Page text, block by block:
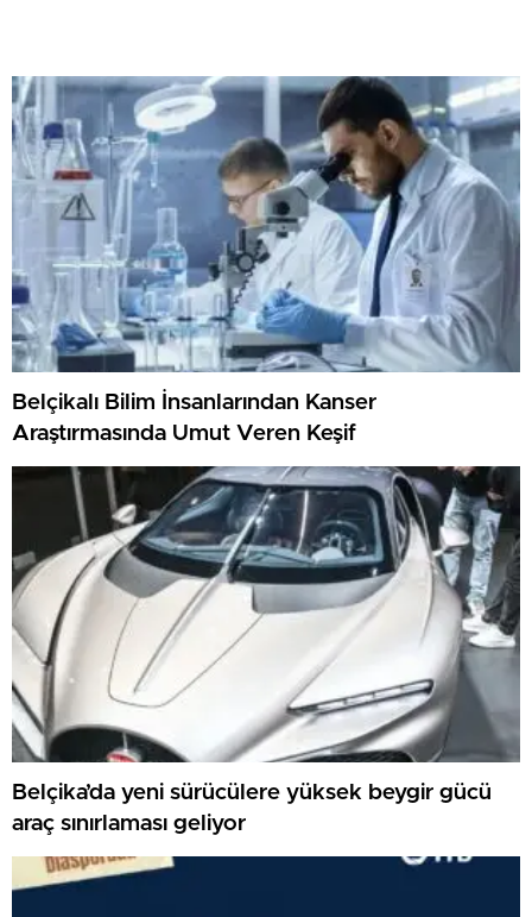
Belçikalı Bilim İnsanlarından Kanser
Araştırmasında Umut Veren Keşif
Belçika’da yeni sürücülere yüksek beygir gücü
araç sınırlaması geliyor